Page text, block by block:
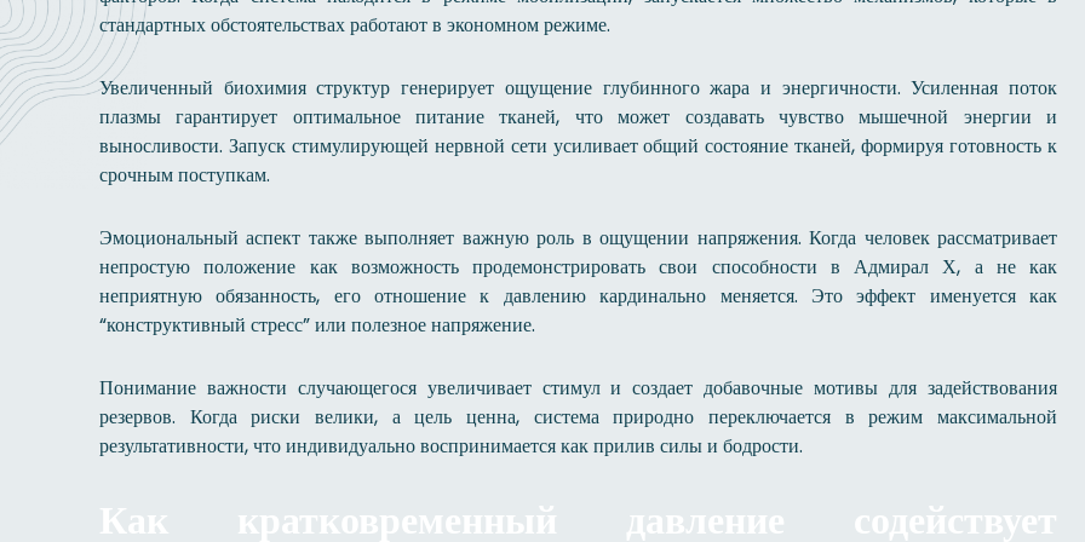
стандартных обстоятельствах работают в экономном режиме.
Увеличенный биохимия структур генерирует ощущение глубинного жара и энергичности. Усиленная поток
плазмы гарантирует оптимальное питание тканей, что может создавать чувство мышечной энергии и
выносливости. Запуск стимулирующей нервной сети усиливает общий состояние тканей, формируя готовность к
срочным поступкам.
Эмоциональный аспект также выполняет важную роль в ощущении напряжения. Когда человек рассматривает
непростую положение как возможность продемонстрировать свои способности в Адмирал Х, а не как
неприятную обязанность, его отношение к давлению кардинально меняется. Это эффект именуется как
“конструктивный стресс” или полезное напряжение.
Понимание важности случающегося увеличивает стимул и создает добавочные мотивы для задействования
резервов. Когда риски велики, а цель ценна, система природно переключается в режим максимальной
результативности, что индивидуально воспринимается как прилив силы и бодрости.
Как кратковременный давление содействует